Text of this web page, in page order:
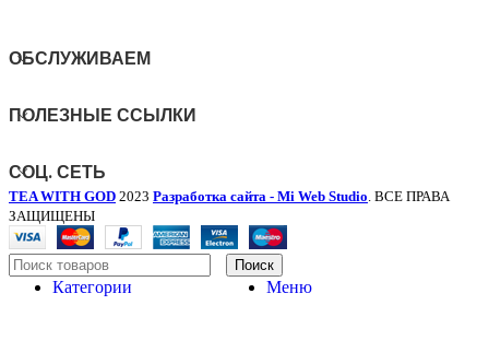
ОБСЛУЖИВАЕМ
ПОЛЕЗНЫЕ ССЫЛКИ
СОЦ. СЕТЬ
TEA WITH GOD 2023 Разработка сайта - Mi Web Studio . ВСЕ ПРАВА
ЗАЩИЩЕНЫ
Поиск
Меню
Категории